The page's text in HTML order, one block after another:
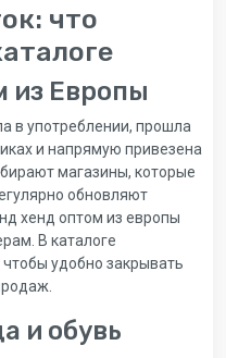
что
из Европы
в употреблении, прошла
и напрямую привезена
магазины, которые
обновляют
хенд оптом из европы
В каталоге
удобно закрывать
и обувь